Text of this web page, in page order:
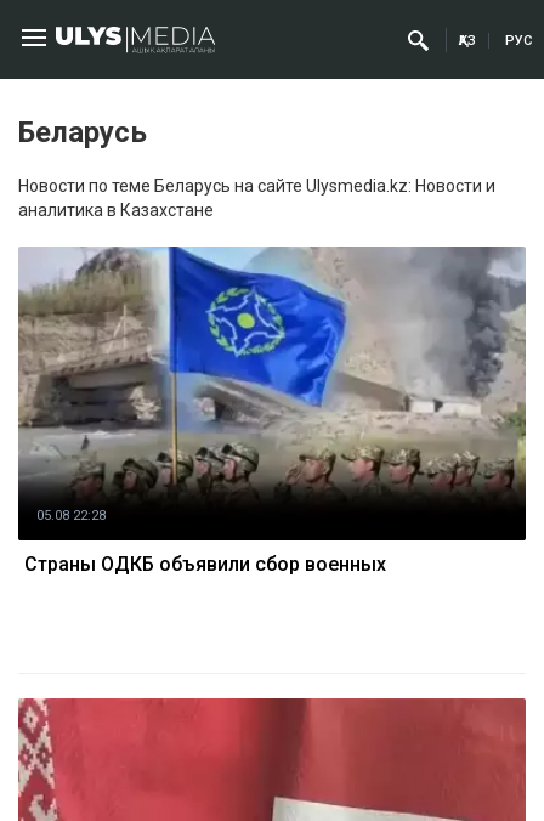
ҚАЗ РУС
Беларусь
Новости по теме Беларусь на сайте Ulysmedia.kz: Новости и
аналитика в Казахстане
05.08 22:28
Страны ОДКБ объявили сбор военных